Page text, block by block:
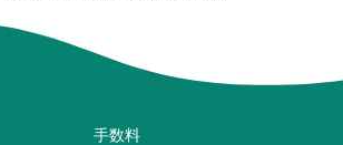
手数料